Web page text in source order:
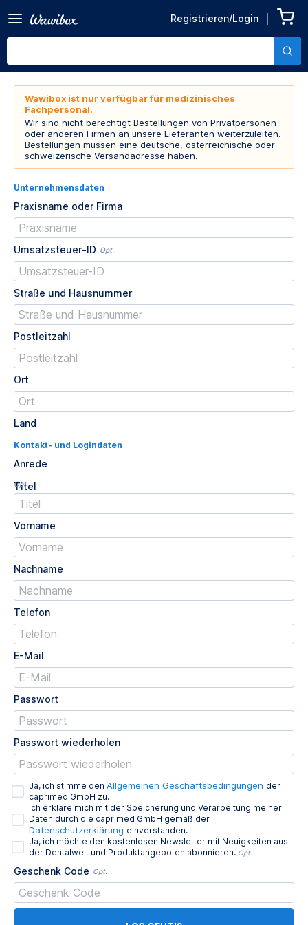
Registrieren/Login
Wawibox ist nur verfügbar für medizinisches
Fachpersonal.
Wir sind nicht berechtigt Bestellungen von Privatpersonen
oder anderen Firmen an unsere Lieferanten weiterzuleiten.
Bestellungen müssen eine deutsche, österreichische oder
schweizerische Versandadresse haben.
Unternehmensdaten
Praxisname oder Firma
Umsatzsteuer-ID Opt.
Straße und Hausnummer
Postleitzahl
Ort
Land
Kontakt- und Logindaten
Anrede
Titel
Opt.
Vorname
Nachname
Telefon
E-Mail
Passwort
Passwort wiederholen
Ja, ich stimme den Allgemeinen Geschäftsbedingungen der
caprimed GmbH zu.
Ich erkläre mich mit der Speicherung und Verarbeitung meiner
Daten durch die caprimed GmbH gemäß der
Datenschutzerklärung einverstanden.
Ja, ich möchte den kostenlosen Newsletter mit Neuigkeiten aus
der Dentalwelt und Produktangeboten abonnieren. Opt.
Geschenk Code Opt.